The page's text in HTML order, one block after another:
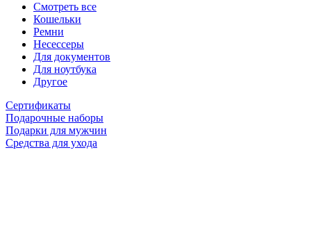
Смотреть все
Кошельки
Ремни
Несессеры
Для документов
Для ноутбука
Другое
Сертификаты
Подарочные наборы
Подарки для мужчин
Средства для ухода